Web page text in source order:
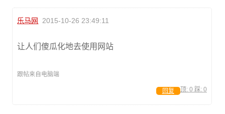
乐马网 2015-10-26 23:49:11
让人们傻瓜化地去使用网站
跟帖来自电脑端
顶: 0 踩: 0
回复